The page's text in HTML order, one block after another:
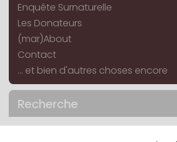
Enquête Surnaturelle
Les Donateurs
(mar)About
Contact
... et bien d'autres choses encore
Recherche